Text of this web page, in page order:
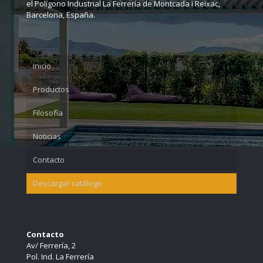
Mosquitera flexa
Rollos tela mosquitera
Accesorios mosquitera
Grad panel 80
el Polígono Industrial La Ferrería de Montcada i Reixac,
Barcelona, España.
Inicio
Productos
Filosofía
Noticias
Contacto
Descargar catálogo
Contacto
Av/ Ferrería, 2
Pol. Ind. La Ferrería